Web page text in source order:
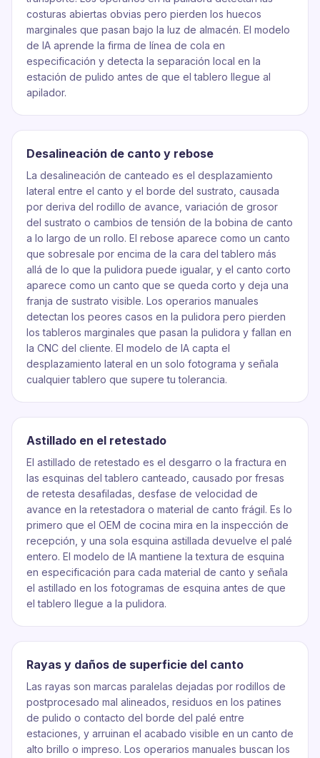
costuras abiertas obvias pero pierden los huecos
marginales que pasan bajo la luz de almacén. El modelo
de IA aprende la firma de línea de cola en
especificación y detecta la separación local en la
estación de pulido antes de que el tablero llegue al
apilador.
Desalineación de canto y rebose
La desalineación de canteado es el desplazamiento
lateral entre el canto y el borde del sustrato, causada
por deriva del rodillo de avance, variación de grosor
del sustrato o cambios de tensión de la bobina de canto
a lo largo de un rollo. El rebose aparece como un canto
que sobresale por encima de la cara del tablero más
allá de lo que la pulidora puede igualar, y el canto corto
aparece como un canto que se queda corto y deja una
franja de sustrato visible. Los operarios manuales
detectan los peores casos en la pulidora pero pierden
los tableros marginales que pasan la pulidora y fallan en
la CNC del cliente. El modelo de IA capta el
desplazamiento lateral en un solo fotograma y señala
cualquier tablero que supere tu tolerancia.
Astillado en el retestado
El astillado de retestado es el desgarro o la fractura en
las esquinas del tablero canteado, causado por fresas
de retesta desafiladas, desfase de velocidad de
avance en la retestadora o material de canto frágil. Es lo
primero que el OEM de cocina mira en la inspección de
recepción, y una sola esquina astillada devuelve el palé
entero. El modelo de IA mantiene la textura de esquina
en especificación para cada material de canto y señala
el astillado en los fotogramas de esquina antes de que
el tablero llegue a la pulidora.
Rayas y daños de superficie del canto
Las rayas son marcas paralelas dejadas por rodillos de
postprocesado mal alineados, residuos en los patines
de pulido o contacto del borde del palé entre
estaciones, y arruinan el acabado visible en un canto de
alto brillo o impreso. Los operarios manuales buscan los